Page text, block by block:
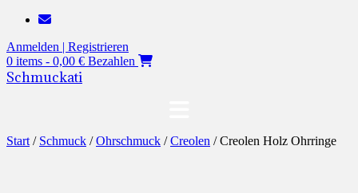
Zum
springen
Anmelden | Registrieren
0 items - 0,00 € Bezahlen
Schmuckati
Start / Schmuck /Ohrschmuck /Creolen / Creolen Holz Ohrringe